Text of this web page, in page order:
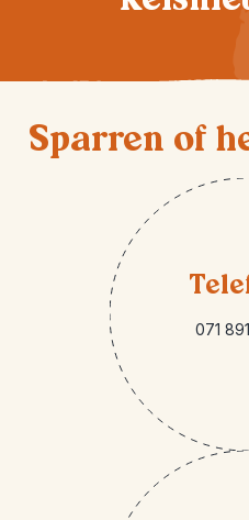
Sparren of
071